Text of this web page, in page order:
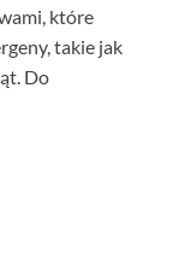
które
takie jak
Do